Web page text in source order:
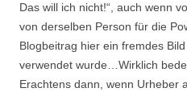
Das will ich nicht!“, auch wenn
von derselben Person für die
Blogbeitrag hier ein fremdes
verwendet wurde…Wirklich
Erachtens dann, wenn Urheber